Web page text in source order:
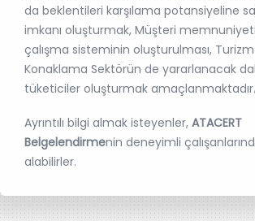
da beklentileri karşılama potansiyeline
imkanı oluşturmak, Müşteri
çalışma sisteminin oluşturulması,
Konaklama Sektörün de yararlanacak
tüketiciler oluşturmak amaçlanmaktadır.
Ayrıntılı bilgi almak isteyenler, ATACERT
Belgelendirmenin deneyimli
alabilirler.